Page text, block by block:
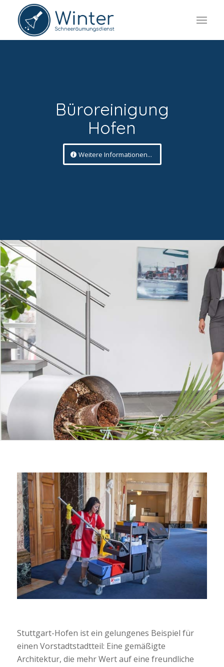
Büroreinigung
Hofen
Weitere Informationen...
Stuttgart-Hofen ist ein gelungenes Beispiel für
einen Vorstadtstadtteil: Eine gemäßigte
Architektur, die mehr Wert auf eine freundliche